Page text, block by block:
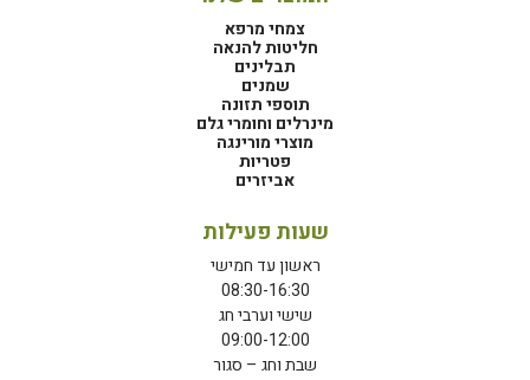
צמחי מרפא
חליטות להנאה
תבלינים
שמנים
תוספי תזונה
מינרלים וחומרי גלם
מוצרי מורינגה
פטריות
אביזרים
שעות פעילות
ראשון עד חמישי
08:30-16:30
שישי וערבי חג
09:00-12:00
שבת וחג – סגור